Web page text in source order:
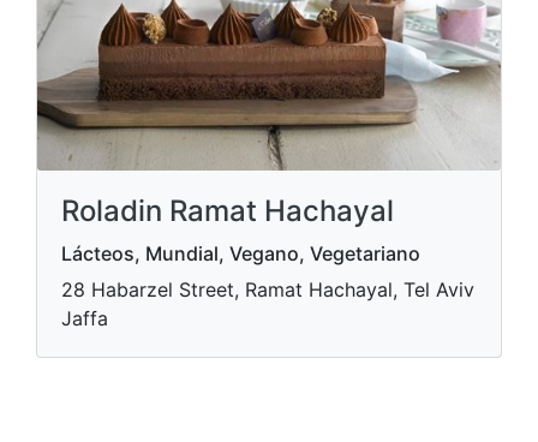
Roladin Ramat Hachayal
Lácteos, Mundial, Vegano, Vegetariano
28 Habarzel Street, Ramat Hachayal, Tel Aviv
Jaffa